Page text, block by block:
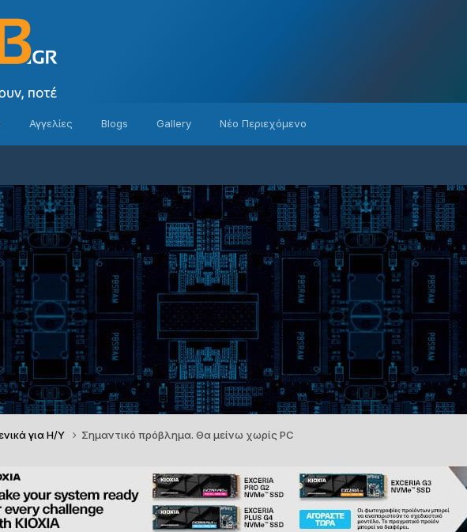
Αγγελίες Blogs Gallery Νέο Περιεχόμενο
για Η/Υ Σημαντικό πρόβλημα. Θα μείνω χωρίς PC